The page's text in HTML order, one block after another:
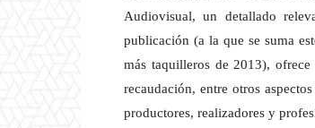
Audiovisual, un detallado
publicación (a la que se suma
más taquilleros de 2013),
recaudación, entre otros
productores, realizadores y